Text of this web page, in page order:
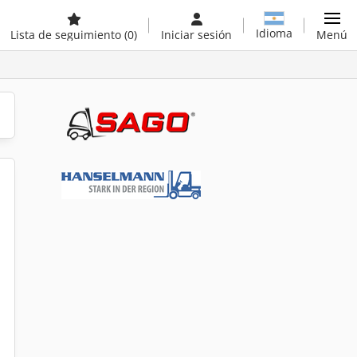
Lista de seguimiento (0) Iniciar sesión Idioma Menú